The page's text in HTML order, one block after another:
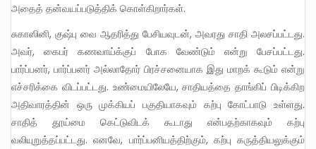
அதைத் தன்வயப்படுத்திக் கொள்கிறார்கள்.
சுகாஸினி, குஷ்பு வை ஆதரித்து பேசியவுடன், அவரது சாதி அலசப்பட்டது.
அவர், கைபர் கணவாய்க்குப் போக வேண்டும் என்று பேசப்பட்டது.
பார்ப்பனர், பார்ப்பனர் அல்லாதோர் பிரச்சனையாக இது மாறக் கூடும் என்று
எச்சரிக்கை விடப்பட்டது. உண்மையிலேயே, சாதியத்தை தாங்கிப் பிடிக்கிற
அதிவாரத்தின் ஒரு முக்கியப் பகுதியாகவும் கற்பு கோட்பாடு உள்ளது.
சாதித் தூய்மை கெட்டுவிடக் கூடாது என்பதற்காகவும் கற்பு
வலியுறுத்தப்பட்டது. எனவே, பார்ப்பனியத்திற்கும், கற்பு கருத்தியலுக்கும்